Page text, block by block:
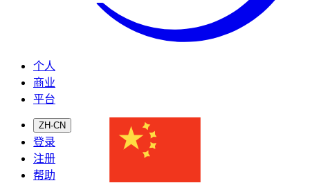
个人
商业
平台
ZH-CN
登录
注册
帮助